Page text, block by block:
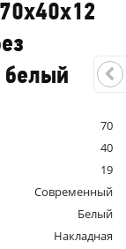
белый
70
40
19
Современный
Белый
Накладная